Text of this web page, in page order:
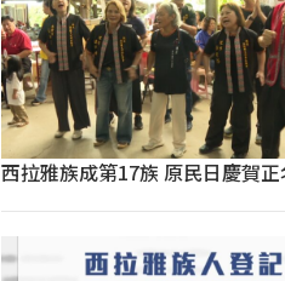
西拉雅族成第17族 原民日慶賀